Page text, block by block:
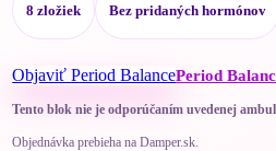
8 zložiek Bez pridaných hormónov
Objaviť Period BalancePeriod
Tento blok nie je odporúčaním uvedenej
Objednávka prebieha na Damper.sk.